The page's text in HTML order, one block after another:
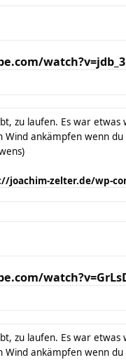
zu laufen. Es war etwas
Wind ankämpfen wenn
joachim-zelter.de/wp-
zu laufen. Es war etwas
Wind ankämpfen wenn